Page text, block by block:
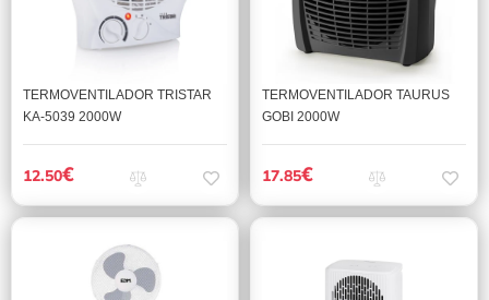
TERMOVENTILADOR TRISTAR
KA-5039 2000W
12.50€
TERMOVENTILADOR TAURUS
GOBI 2000W
17.85€